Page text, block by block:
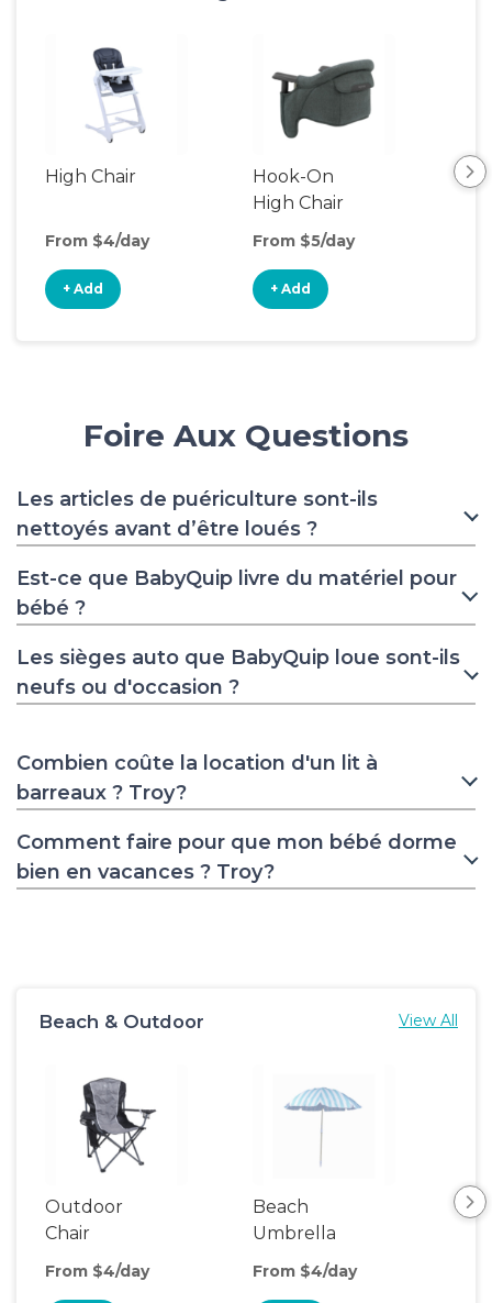
High Chair
From $4/day
+ Add
Hook-On
High Chair
From $5/day
+ Add
Foire Aux Questions
Les articles de puériculture sont-ils
nettoyés avant d’être loués ?
Est-ce que BabyQuip livre du matériel pour
bébé ?
Les sièges auto que BabyQuip loue sont-ils
neufs ou d'occasion ?
Combien coûte la location d'un lit à
barreaux ? Troy?
Comment faire pour que mon bébé dorme
bien en vacances ? Troy?
Beach & Outdoor View All
Outdoor
Chair
From $4/day
Beach
Umbrella
From $4/day